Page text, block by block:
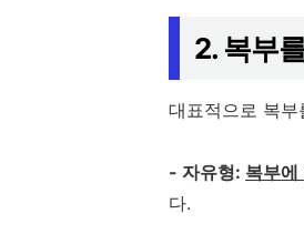
2. 복부
대표적으로 복
- 자유형: 복부에
다.